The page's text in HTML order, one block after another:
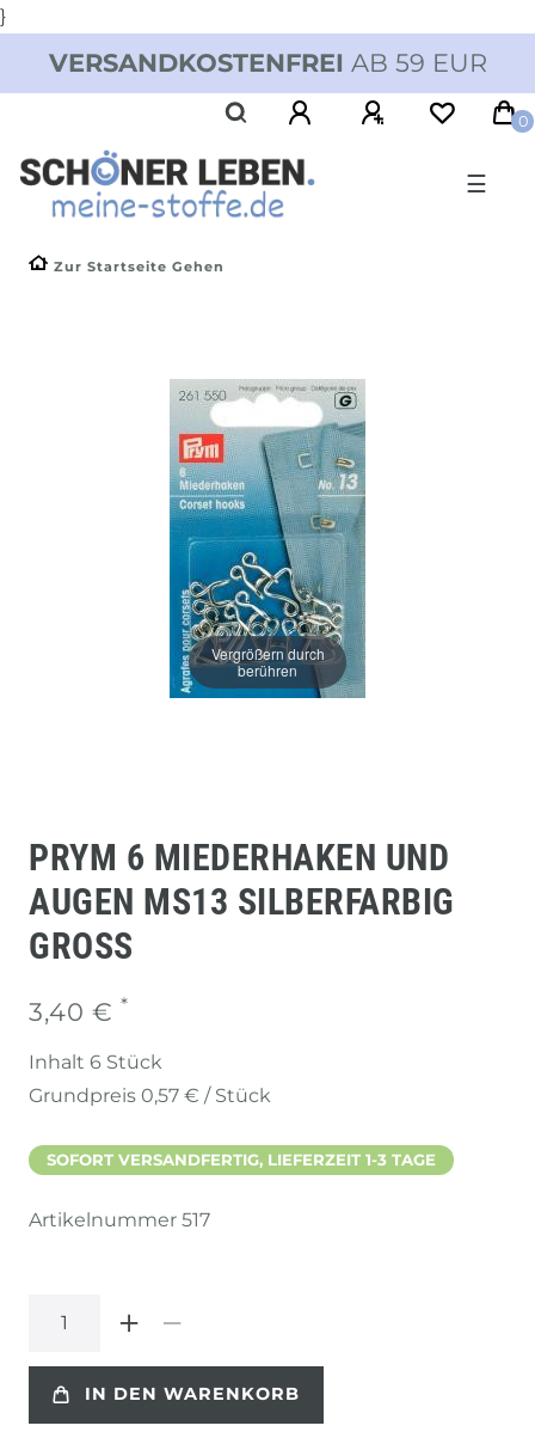
}
VERSANDKOSTENFREI AB 59 EUR
0
☰
Zur Startseite Gehen
Vergrößern durch
berühren
PRYM 6 MIEDERHAKEN UND
AUGEN MS13 SILBERFARBIG
GROSS
3,40 € *
Inhalt 6 Stück
Grundpreis 0,57 € / Stück
SOFORT VERSANDFERTIG, LIEFERZEIT 1-3 TAGE
Artikelnummer 517
IN DEN WARENKORB